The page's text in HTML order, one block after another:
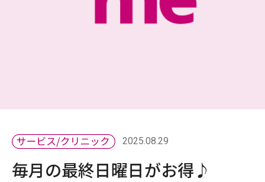
2025.08.29
毎月の最終日曜日がお得♪